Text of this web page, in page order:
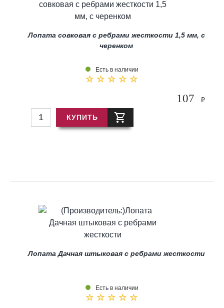
Лопата совковая с ребрами жесткости 1,5 мм, с
черенком
Есть в наличии
107 i
КУПИТЬ
Лопата Дачная штыковая с ребрами жесткости
Есть в наличии